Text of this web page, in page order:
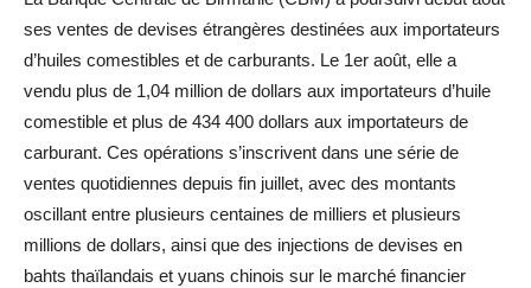
ses ventes de devises étrangères destinées aux importateurs
d’huiles comestibles et de carburants. Le 1er août, elle a
vendu plus de 1,04 million de dollars aux importateurs d’huile
comestible et plus de 434 400 dollars aux importateurs de
carburant. Ces opérations s’inscrivent dans une série de
ventes quotidiennes depuis fin juillet, avec des montants
oscillant entre plusieurs centaines de milliers et plusieurs
millions de dollars, ainsi que des injections de devises en
bahts thaïlandais et yuans chinois sur le marché financier